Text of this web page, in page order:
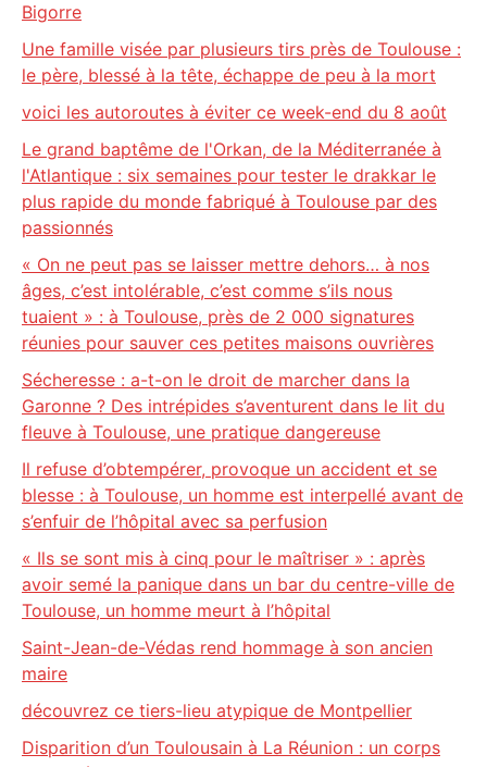
Bigorre
Une famille visée par plusieurs tirs près de Toulouse :
le père, blessé à la tête, échappe de peu à la mort
voici les autoroutes à éviter ce week-end du 8 août
Le grand baptême de l'Orkan, de la Méditerranée à
l'Atlantique : six semaines pour tester le drakkar le
plus rapide du monde fabriqué à Toulouse par des
passionnés
« On ne peut pas se laisser mettre dehors… à nos
âges, c’est intolérable, c’est comme s’ils nous
tuaient » : à Toulouse, près de 2 000 signatures
réunies pour sauver ces petites maisons ouvrières
Sécheresse : a-t-on le droit de marcher dans la
Garonne ? Des intrépides s’aventurent dans le lit du
fleuve à Toulouse, une pratique dangereuse
Il refuse d’obtempérer, provoque un accident et se
blesse : à Toulouse, un homme est interpellé avant de
s’enfuir de l’hôpital avec sa perfusion
« Ils se sont mis à cinq pour le maîtriser » : après
avoir semé la panique dans un bar du centre-ville de
Toulouse, un homme meurt à l’hôpital
Saint-Jean-de-Védas rend hommage à son ancien
maire
découvrez ce tiers-lieu atypique de Montpellier
Disparition d’un Toulousain à La Réunion : un corps